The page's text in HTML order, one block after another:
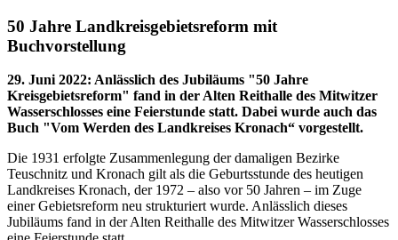
50 Jahre Landkreisgebietsreform mit
Buchvorstellung
29. Juni 2022: Anlässlich des Jubiläums "50 Jahre
Kreisgebietsreform" fand in der Alten Reithalle des Mitwitzer
Wasserschlosses eine Feierstunde statt. Dabei wurde auch das
Buch "Vom Werden des Landkreises Kronach“ vorgestellt.
Die 1931 erfolgte Zusammenlegung der damaligen Bezirke
Teuschnitz und Kronach gilt als die Geburtsstunde des heutigen
Landkreises Kronach, der 1972 – also vor 50 Jahren – im Zuge
einer Gebietsreform neu strukturiert wurde. Anlässlich dieses
Jubiläums fand in der Alten Reithalle des Mitwitzer Wasserschlosses